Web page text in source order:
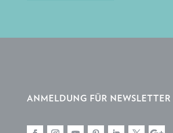
ANMELDUNG FÜR NEWSLETTER